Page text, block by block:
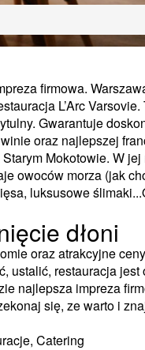
firmowa.
L’Arc Varsovie.
Gwarantuje
oraz najlepszej
Mokotowie. W jej
owoców morza (jak
luksusowe
dłoni
oraz atrakcyjne
ustalić, restauracja jest
najlepsza impreza
się, ze warto i
Catering